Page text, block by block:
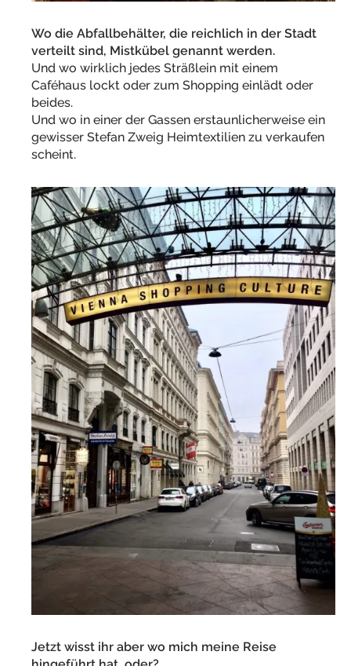
Wo die Abfallbehälter, die reichlich in der Stadt
verteilt sind, Mistkübel genannt werden.
Und wo wirklich jedes Sträßlein mit einem
Caféhaus lockt oder zum Shopping einlädt oder
beides.
Und wo in einer der Gassen erstaunlicherweise ein
gewisser Stefan Zweig Heimtextilien zu verkaufen
scheint.
Jetzt wisst ihr aber wo mich meine Reise